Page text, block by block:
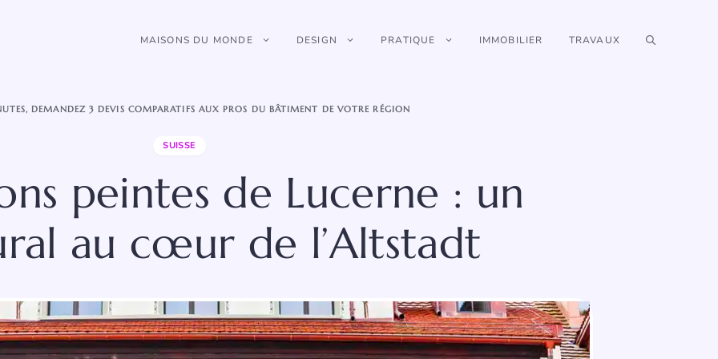
MAISONS DU MONDE DESIGN PRATIQUE IMMOBILIER TRAVAUX
DEMANDEZ 3 DEVIS COMPARATIFS AUX PROS DU BÂTIMENT DE VOTRE RÉGION
SUISSE
peintes de Lucerne : un
au cœur de l’Altstadt